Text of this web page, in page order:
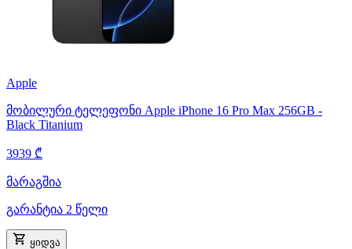
Apple
მობილური ტელეფონი Apple iPhone 16 Pro Max 256GB -
Black Titanium
3939 ₾
მარაგშია
გარანტია 2 წელი
ყიდვა